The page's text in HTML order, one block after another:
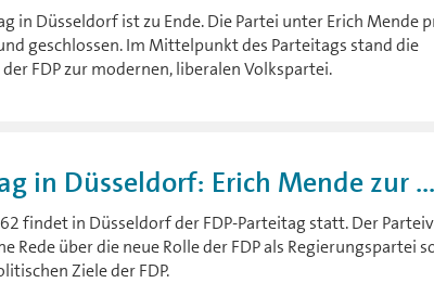
in Düsseldorf ist zu Ende. Die Partei unter Erich Mende
geschlossen. Im Mittelpunkt des Parteitags stand die
FDP zur modernen, liberalen Volkspartei.
in Düsseldorf: Erich Mende zur ...
findet in Düsseldorf der FDP-Parteitag statt. Der
Rede über die neue Rolle der FDP als Regierungspartei
Ziele der FDP.